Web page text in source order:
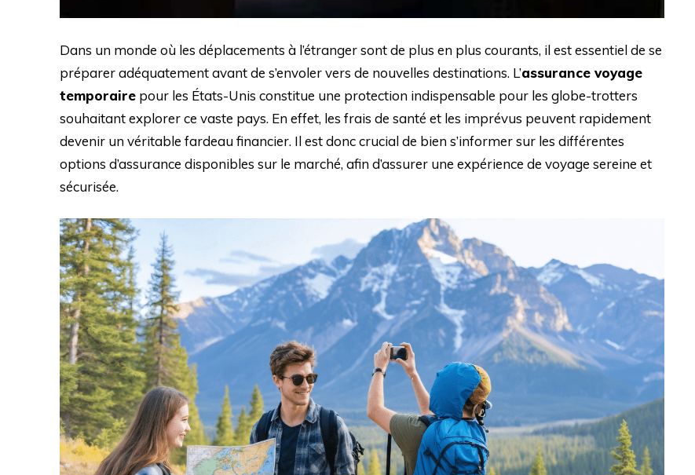
Dans un monde où les déplacements à l’étranger sont de plus en plus courants, il est essentiel de se
préparer adéquatement avant de s’envoler vers de nouvelles destinations. L’assurance voyage
temporaire pour les États-Unis constitue une protection indispensable pour les globe-trotters
souhaitant explorer ce vaste pays. En effet, les frais de santé et les imprévus peuvent rapidement
devenir un véritable fardeau financier. Il est donc crucial de bien s’informer sur les différentes
options d’assurance disponibles sur le marché, afin d’assurer une expérience de voyage sereine et
sécurisée.